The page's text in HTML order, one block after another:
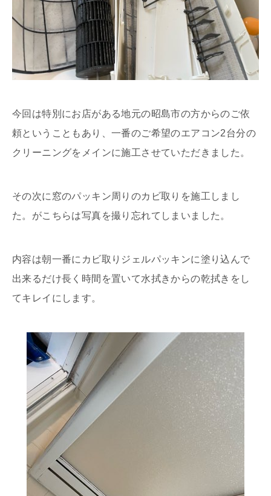
今回は特別にお店がある地元の昭島市の方からのご依
頼ということもあり、一番のご希望のエアコン2台分の
クリーニングをメインに施工させていただきました。
その次に窓のパッキン周りのカビ取りを施工しまし
た。がこちらは写真を撮り忘れてしまいました。
内容は朝一番にカビ取りジェルパッキンに塗り込んで
出来るだけ長く時間を置いて水拭きからの乾拭きをし
てキレイにします。